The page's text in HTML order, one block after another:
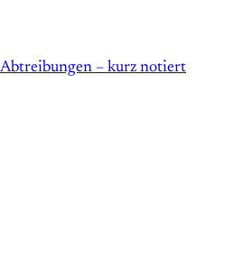
– kurz notiert